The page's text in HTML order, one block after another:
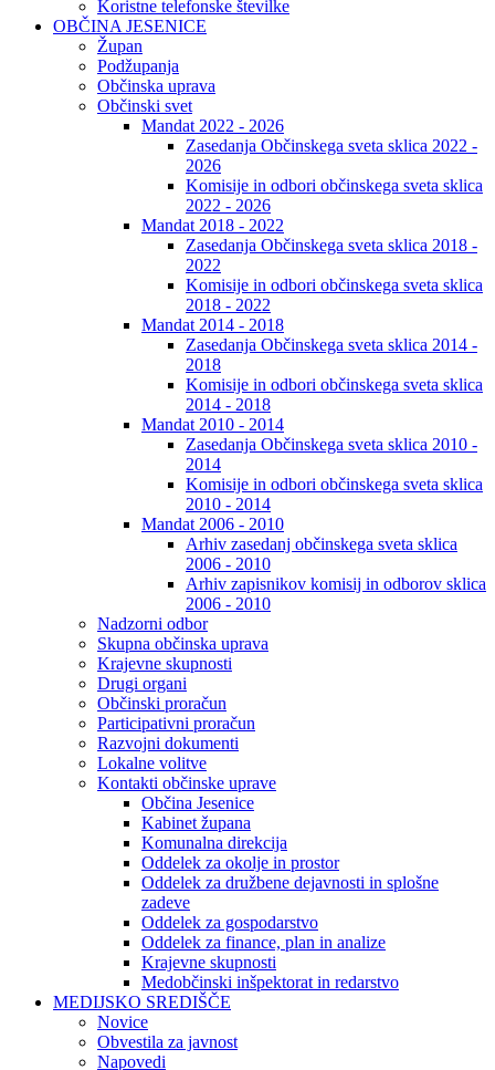
Koristne telefonske številke
OBČINA JESENICE
Župan
Podžupanja
Občinska uprava
Občinski svet
Mandat 2022 - 2026
Zasedanja Občinskega sveta sklica 2022 -
2026
Komisije in odbori občinskega sveta sklica
2022 - 2026
Mandat 2018 - 2022
Zasedanja Občinskega sveta sklica 2018 -
2022
Komisije in odbori občinskega sveta sklica
2018 - 2022
Mandat 2014 - 2018
Zasedanja Občinskega sveta sklica 2014 -
2018
Komisije in odbori občinskega sveta sklica
2014 - 2018
Mandat 2010 - 2014
Zasedanja Občinskega sveta sklica 2010 -
2014
Komisije in odbori občinskega sveta sklica
2010 - 2014
Mandat 2006 - 2010
Arhiv zasedanj občinskega sveta sklica
2006 - 2010
Arhiv zapisnikov komisij in odborov sklica
2006 - 2010
Nadzorni odbor
Skupna občinska uprava
Krajevne skupnosti
Drugi organi
Občinski proračun
Participativni proračun
Razvojni dokumenti
Lokalne volitve
Kontakti občinske uprave
Občina Jesenice
Kabinet župana
Komunalna direkcija
Oddelek za okolje in prostor
Oddelek za družbene dejavnosti in splošne
zadeve
Oddelek za gospodarstvo
Oddelek za finance, plan in analize
Krajevne skupnosti
Medobčinski inšpektorat in redarstvo
MEDIJSKO SREDIŠČE
Novice
Obvestila za javnost
Napovedi